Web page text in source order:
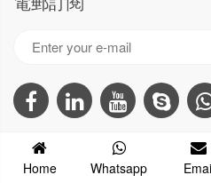
COPYRIGHT © 2002-2026 SMART ONE
LIMITED
Home Whatsapp